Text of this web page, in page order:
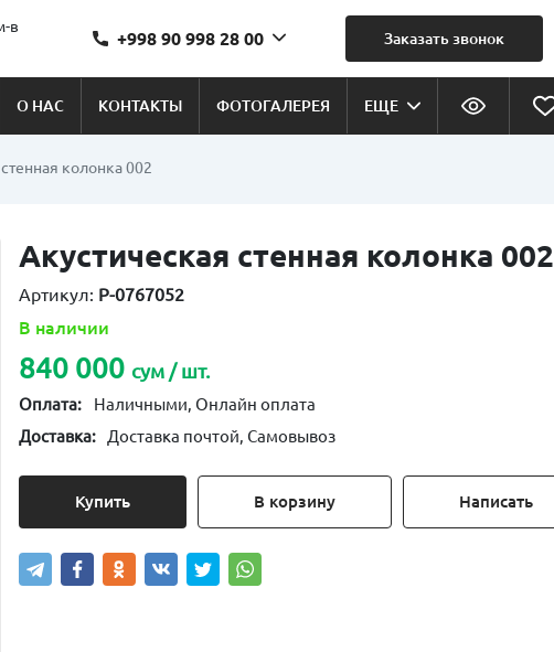
в
+998 90 998 28 00 Заказать звонок
О НАС КОНТАКТЫ ФОТОГАЛЕРЕЯ ЕЩЕ
колонка 002
Акустическая стенная колонка 002
Артикул: P-0767052
В наличии
840 000 сум / шт.
Оплата:
Наличными, Онлайн оплата
Доставка:
Доставка почтой, Самовывоз
Купить В корзину Написать